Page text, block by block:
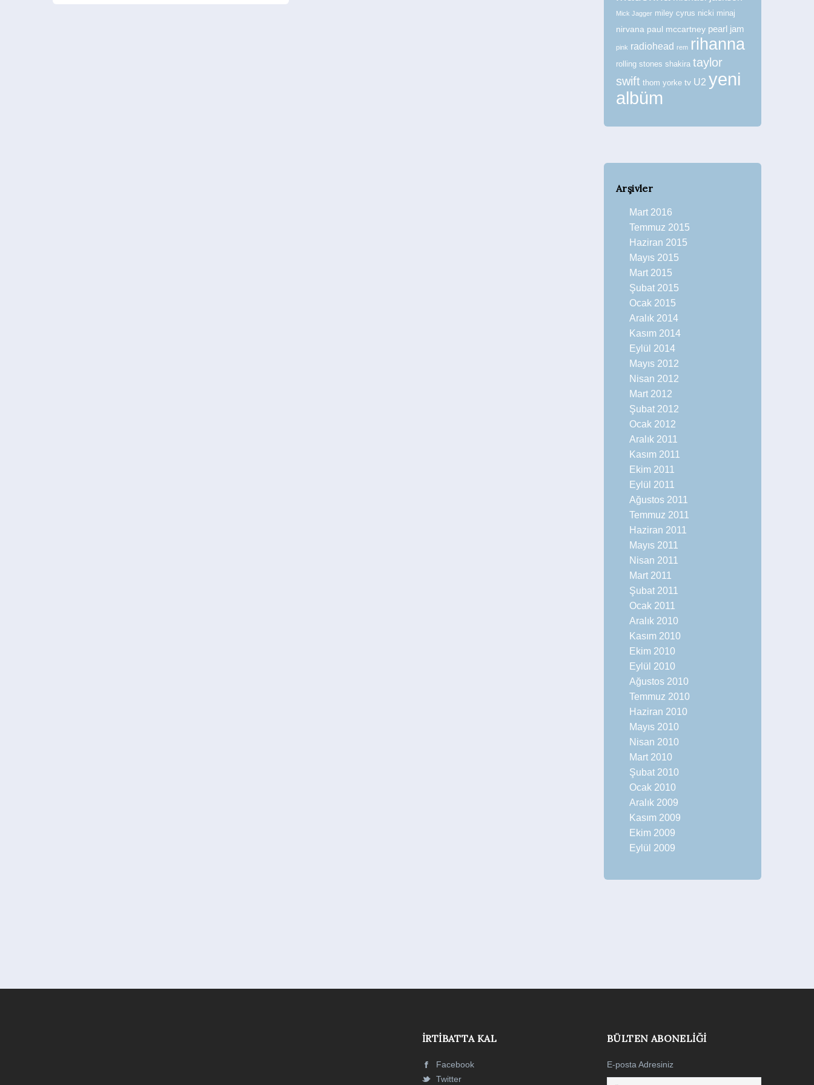
Mick Jagger miley cyrus nicki minaj
nirvana paul mccartney pearl jam
pink radiohead rem rihanna
rolling stones shakira taylor
swift thom yorke tv U2 yeni
albüm
Arşivler
Mart 2016
Temmuz 2015
Haziran 2015
Mayıs 2015
Mart 2015
Şubat 2015
Ocak 2015
Aralık 2014
Kasım 2014
Eylül 2014
Mayıs 2012
Nisan 2012
Mart 2012
Şubat 2012
Ocak 2012
Aralık 2011
Kasım 2011
Ekim 2011
Eylül 2011
Ağustos 2011
Temmuz 2011
Haziran 2011
Mayıs 2011
Nisan 2011
Mart 2011
Şubat 2011
Ocak 2011
Aralık 2010
Kasım 2010
Ekim 2010
Eylül 2010
Ağustos 2010
Temmuz 2010
Haziran 2010
Mayıs 2010
Nisan 2010
Mart 2010
Şubat 2010
Ocak 2010
Aralık 2009
Kasım 2009
Ekim 2009
Eylül 2009
İRTIBATTA KAL
Facebook
Twitter
BÜLTEN ABONELIĞI
E-posta Adresiniz